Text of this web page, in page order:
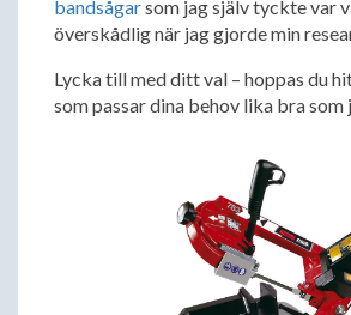
bandsågarsom jag själv tyckte var
överskådlig när jag gjorde min
Lycka till med ditt val – hoppas du
som passar dina behov lika bra som